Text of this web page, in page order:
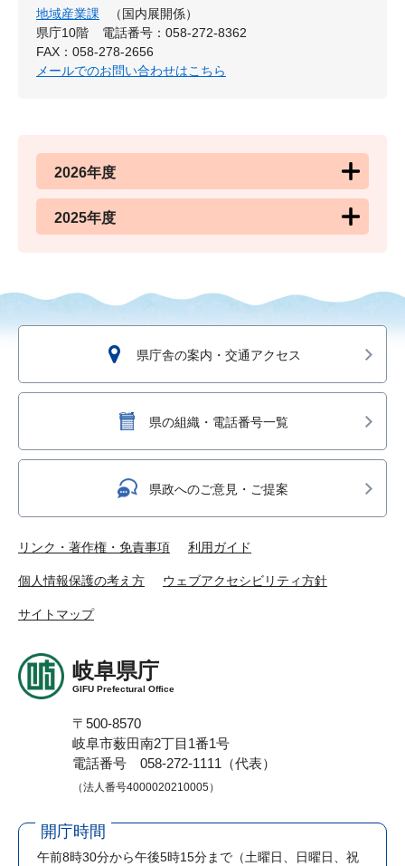
地域産業課
（国内展開係）
県庁10階
電話番号：058-272-8362
FAX：058-278-2656
メールでのお問い合わせはこちら
2026年度
2025年度
県庁舎の案内・交通アクセス
県の組織・電話番号一覧
県政へのご意見・ご提案
リンク・著作権・免責事項 利用ガイド
個人情報保護の考え方 ウェブアクセシビリティ方針
サイトマップ
岐阜県庁
GIFU Prefectural Office
〒500-8570
岐阜市薮田南2丁目1番1号
電話番号 058-272-1111（代表）
（法人番号4000020210005）
開庁時間
午前8時30分から午後5時15分まで （土曜日、日曜日、祝